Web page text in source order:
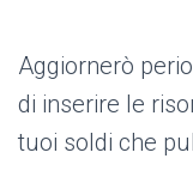
Aggiornerò
di inserire le
tuoi soldi che